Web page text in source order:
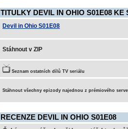
TITULKY DEVIL IN OHIO S01E08 KE
Devil in Ohio S01E08
Stáhnout v ZIP
Seznam ostatních dílů TV seriálu
Stáhnout všechny epizody najednou z prémiového
RECENZE DEVIL IN OHIO S01E08